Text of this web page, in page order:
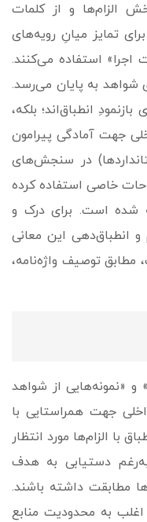
الزام‌­ها و از کلمات
تمایز میانِ رویه­‌های
استفاده می‌کنند.
شواهد به پایان می‌رسد.
بازنمودِ انطباق‌اند؛ بلکه،
جهت آمادگی پیرامون
در سنجش‌های
خاصی استفاده کرده
شده است. برای درک و
و انطباق‌دهی این معانی
توصیف واژه‌نامه،
و «نمونه‌هایی از شواهد
جهت هم­راستایی با
با الزام‌­ها مورد انتظار
دستیابی به هدف
مطابقت داشته باشند.
اغلب به محدودیت منابع